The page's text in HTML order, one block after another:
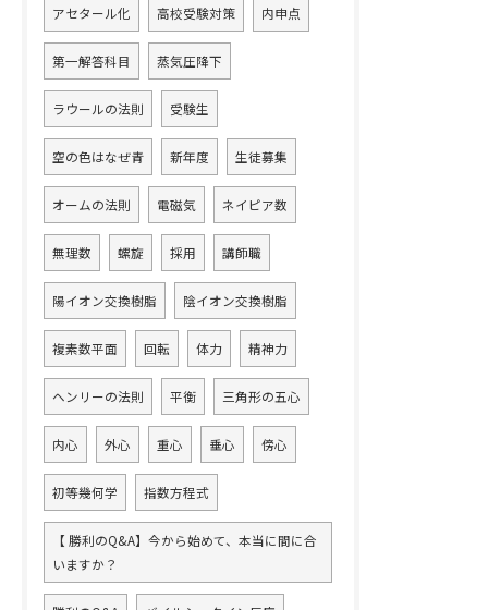
アセタール化 高校受験対策 内申点
第一解答科目 蒸気圧降下
ラウールの法則 受験生
空の色はなぜ青 新年度 生徒募集
オームの法則 電磁気 ネイピア数
無理数 螺旋 採用 講師職
陽イオン交換樹脂 陰イオン交換樹脂
複素数平面 回転 体力 精神力
ヘンリーの法則 平衡 三角形の五心
内心 外心 重心 垂心 傍心
初等幾何学 指数方程式
【 勝利のQ&A】今から始めて、本当に間に合
いますか？